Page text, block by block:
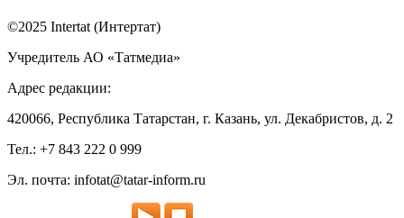
©2025 Intertat (Интертат)
Учредитель АО «Татмедиа»
Адрес редакции:
420066, Республика Татарстан, г. Казань, ул. Декабристов, д. 2
Тел.: +7 843 222 0 999
Эл. почта: infotat@tatar-inform.ru